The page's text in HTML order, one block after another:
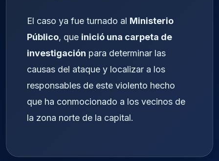
El caso ya fue turnado al Ministerio
Público, que inició una carpeta de
investigación para determinar las
causas del ataque y localizar a los
responsables de este violento hecho
que ha conmocionado a los vecinos de
la zona norte de la capital.